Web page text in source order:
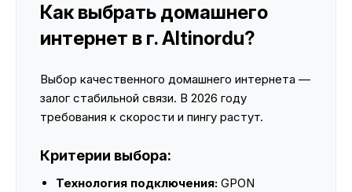
Как выбрать домашнего
интернет в г. Altinordu?
Выбор качественного домашнего интернета —
залог стабильной связи. В 2026 году
требования к скорости и пингу растут.
Критерии выбора:
Технология подключения: GPON